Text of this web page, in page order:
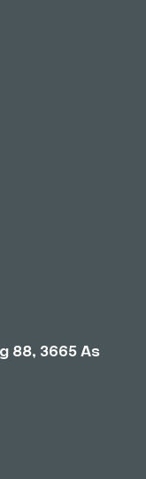
88, 3665 As